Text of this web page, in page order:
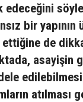
edeceğini
bir yapının
de
asayişin
atılması